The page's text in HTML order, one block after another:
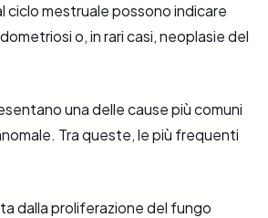
ciclo mestruale possono indicare
o, in rari casi, neoplasie del
una delle cause più comuni
Tra queste, le più frequenti
dalla proliferazione del fungo